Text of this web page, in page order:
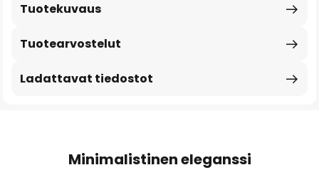
Tuotekuvaus
Tuotearvostelut
Ladattavat tiedostot
Minimalistinen eleganssi